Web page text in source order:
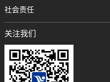
社会责任
关注我们